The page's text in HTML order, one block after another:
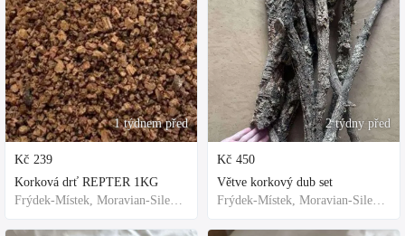
1 týdnem před
Kč 239
Korková drť REPTER 1KG
Frýdek-Místek, Moravian-Silesian Region,Others
2 týdny před
Kč 450
Větve korkový dub set
Frýdek-Místek, Moravian-Silesian Region,Others